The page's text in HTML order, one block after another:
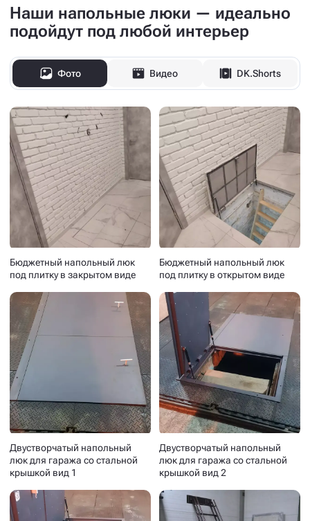
Наши напольные люки — идеально
подойдут под любой интерьер
Фото Видео DK.Shorts
Бюджетный напольный люк
под плитку в закрытом виде
Бюджетный напольный люк
под плитку в открытом виде
Двустворчатый напольный
люк для гаража со стальной
крышкой вид 1
Двустворчатый напольный
люк для гаража со стальной
крышкой вид 2